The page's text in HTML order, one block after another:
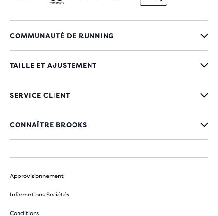
COMMUNAUTÉ DE RUNNING
TAILLE ET AJUSTEMENT
SERVICE CLIENT
CONNAÎTRE BROOKS
Approvisionnement
Informations Sociétés
Conditions